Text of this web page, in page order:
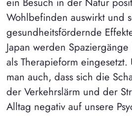
Wohlbefinden auswirkt und
gesundheitsfördernde
Japan werden
als Therapieform
man auch, dass sich die
der Verkehrslärm und der
Alltag negativ auf unsere